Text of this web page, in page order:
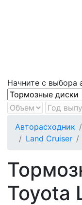
Начните с выбора
Авторасходник
Land Cruiser
Toyota